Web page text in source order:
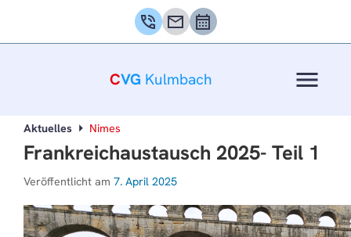
phone_in_talk mail calendar_month
CVG Kulmbach menu
Aktuelles Nimes
Frankreichaustausch 2025- Teil 1
Veröffentlicht am 7. April 2025